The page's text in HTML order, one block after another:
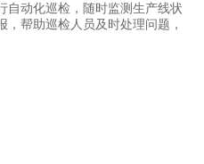
自动化巡检，随时监测生产线状
，帮助巡检人员及时处理问题，